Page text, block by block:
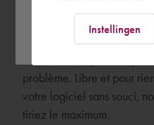
affaire courante pour
votre produit, service,
problème. Libre et pour
votre logiciel sans souci,
tiriez le maximum.
Instellingen